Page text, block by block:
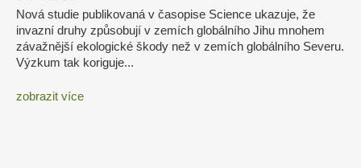
Nová studie publikovaná v časopise Science ukazuje, že
invazní druhy způsobují v zemích globálního Jihu mnohem
závažnější ekologické škody než v zemích globálního Severu.
Výzkum tak koriguje...
zobrazit více